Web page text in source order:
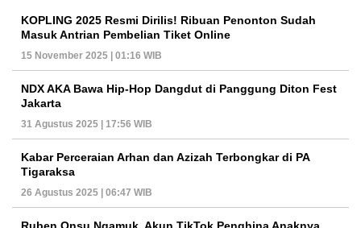
KOPLING 2025 Resmi Dirilis! Ribuan Penonton Sudah
Masuk Antrian Pembelian Tiket Online
15 November 2025 | 01:16 WIB
NDX AKA Bawa Hip-Hop Dangdut di Panggung Diton Fest
Jakarta
31 Agustus 2025 | 17:56 WIB
Kabar Perceraian Arhan dan Azizah Terbongkar di PA
Tigaraksa
26 Agustus 2025 | 06:47 WIB
Ruben Onsu Ngamuk, Akun TikTok Penghina Anaknya